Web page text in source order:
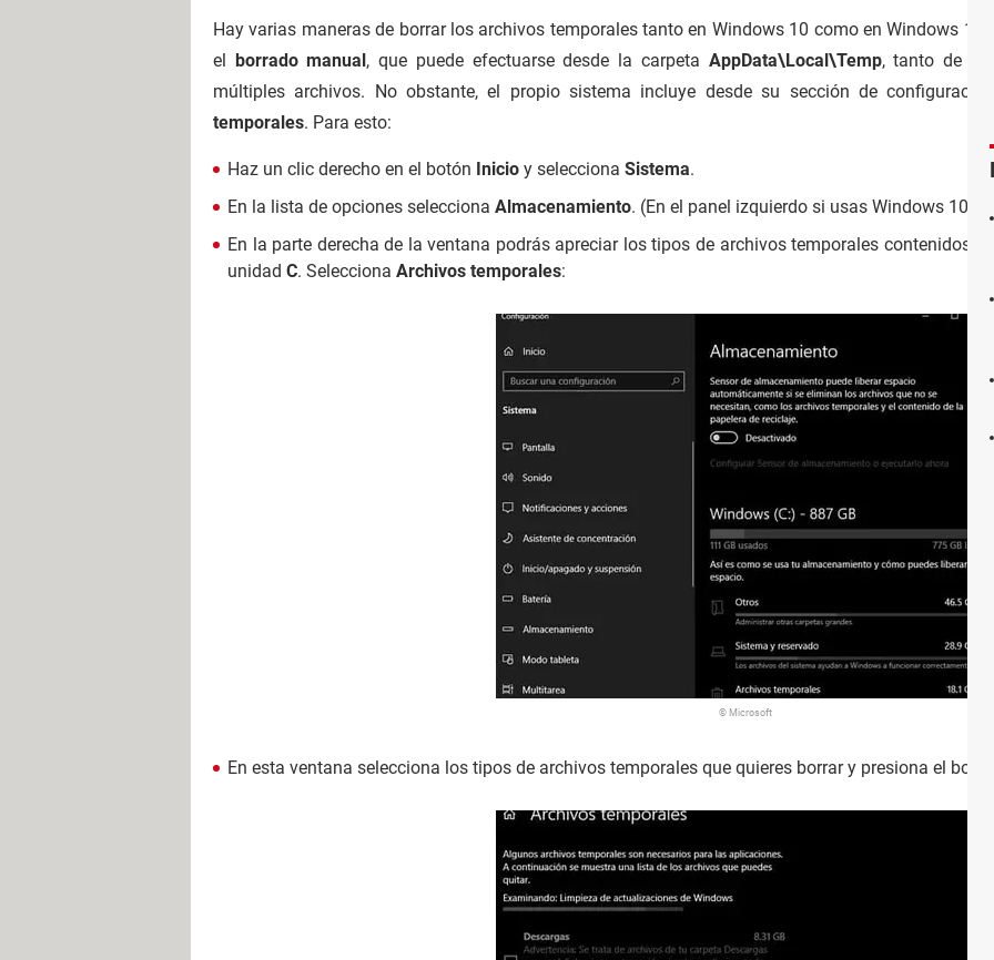
Hay varias maneras de borrar los archivos temporales tanto en Windows 10 como en Windows 11.
el borrado manual, que puede efectuarse desde la carpeta AppData\Local\Temp, tanto de
múltiples archivos. No obstante, el propio sistema incluye desde su sección de
temporales. Para esto:
Haz un clic derecho en el botón Inicio y selecciona Sistema.
En la lista de opciones selecciona Almacenamiento. (En el panel izquierdo si usas Windows 10 y
En la parte derecha de la ventana podrás apreciar los tipos de archivos temporales contenidos
unidad C. Selecciona Archivos temporales:
© Microsoft
En esta ventana selecciona los tipos de archivos temporales que quieres borrar y presiona el botón